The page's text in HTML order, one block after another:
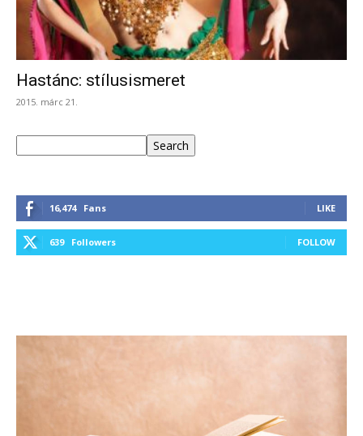
Hastánc: stílusismeret
2015. márc 21.
Search
16,474 Fans LIKE
639 Followers FOLLOW